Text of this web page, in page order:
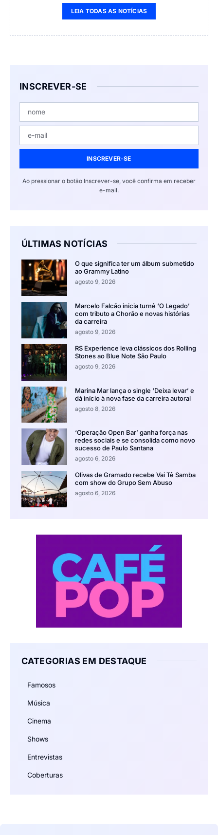
LEIA TODAS AS NOTÍCIAS
INSCREVER-SE
INSCREVER-SE
Ao pressionar o botão Inscrever-se, você confirma em receber
e-mail.
ÚLTIMAS NOTÍCIAS
O que significa ter um álbum submetido
ao Grammy Latino
agosto 9, 2026
Marcelo Falcão inicia turnê ‘O Legado’
com tributo a Chorão e novas histórias
da carreira
agosto 9, 2026
RS Experience leva clássicos dos Rolling
Stones ao Blue Note São Paulo
agosto 9, 2026
Marina Mar lança o single ‘Deixa levar’ e
dá início à nova fase da carreira autoral
agosto 8, 2026
‘Operação Open Bar’ ganha força nas
redes sociais e se consolida como novo
sucesso de Paulo Santana
agosto 6, 2026
Olivas de Gramado recebe Vai Tê Samba
com show do Grupo Sem Abuso
agosto 6, 2026
CATEGORIAS EM DESTAQUE
Famosos
Música
Cinema
Shows
Entrevistas
Coberturas